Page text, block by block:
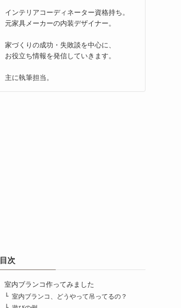
インテリアコーディネーター資格持ち。
元家具メーカーの内装デザイナー。
家づくりの成功・失敗談を中心に、
お役立ち情報を発信していきます。
主に執筆担当。
目次
室内ブランコ作ってみました
室内ブランコ、どうやって吊ってるの？